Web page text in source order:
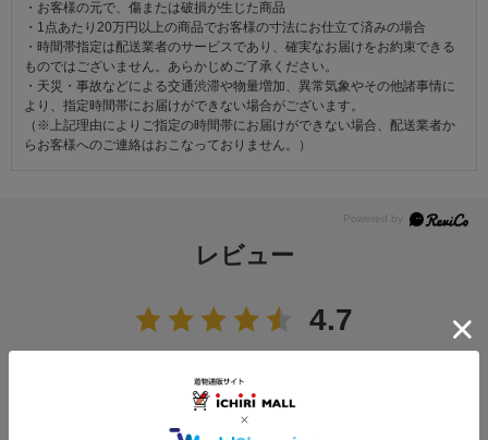
・お客様の元で、傷または破損が生じた商品
・1点あたり20万円以上の商品でお客様の寸法にお仕立て済みの場合
・時間帯指定は配送業者のサービスであり、確実なお届けをお約束できる
ものではございません。あらかじめご了承ください。
・天災・事故などによる交通渋滞や物量増加、異常気象やその他諸事情に
より、指定時間帯にお届けができない場合がございます。
（※上記理由によりご指定の時間帯にお届けができない場合、配送業者か
らお客様へのご連絡はおこなっておりません。）
レビュー
4.7